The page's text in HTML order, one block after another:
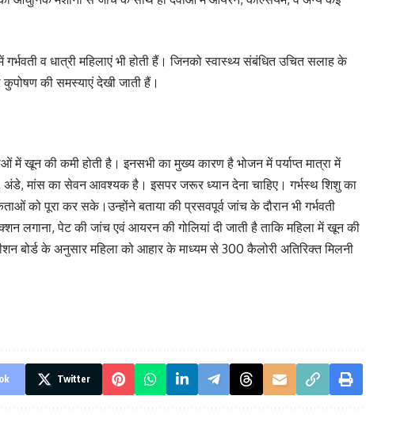
व धात्री महिलाएं भी होती हैं। जिनको स्वास्थ्य संबंधित उचित सलाह के
कुपोषण की समस्याएं देखी जाती हैं।
में खून की कमी होती है। इनसभी का मुख्य कारण है भोजन में पर्याप्त मात्रा में
मांस का सेवन आवश्यक है। इसपर जरूर ध्यान देना चाहिए। गर्भस्थ शिशु का
को पूरा कर सके।उन्होंने बताया की प्रसवपूर्व जांच के दौरान भी गर्भवती
लगाना, पेट की जांच एवं आयरन की गोलियां दी जाती है ताकि महिला में खून की
बोर्ड के अनुसार महिला को आहार के माध्यम से 300 कैलोरी अतिरिक्त मिलनी
Twitter